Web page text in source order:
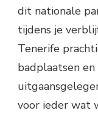
dit nationale
tijdens je
Tenerife
badplaatsen
voor ieder wat